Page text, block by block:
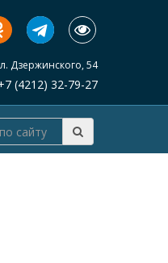
Дзержинского, 54
(4212) 32-79-27